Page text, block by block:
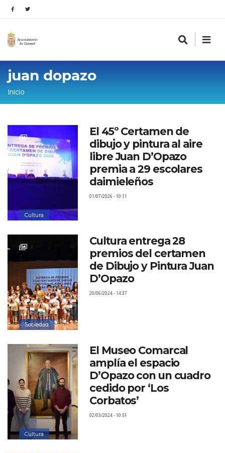
juan dopazo
Sobrescribir
enlaces
de
ayuda
a
la
navegación
Inicio
Cultura
El 45º Certamen de
dibujo y pintura al aire
libre Juan D’Opazo
premia a 29 escolares
daimieleños
01/07/2026 - 10:11
Sociedad
Cultura entrega 28
premios del certamen
de Dibujo y Pintura Juan
D’Opazo
20/06/2024 - 14:37
Cultura
El Museo Comarcal
amplía el espacio
D’Opazo con un cuadro
cedido por ‘Los
Corbatos’
02/03/2024 - 10:51